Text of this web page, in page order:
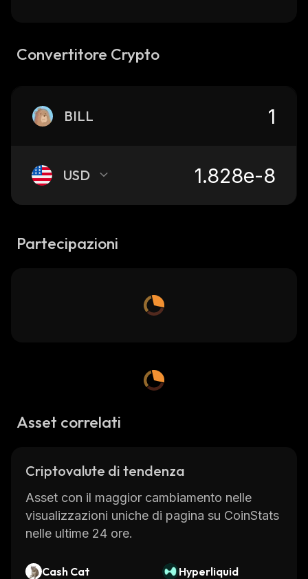
Convertitore Crypto
BILL
USD
Partecipazioni
Asset correlati
Criptovalute di tendenza
Asset con il maggior cambiamento nelle
visualizzazioni uniche di pagina su CoinStats
nelle ultime 24 ore.
Cash Cat
Hyperliquid